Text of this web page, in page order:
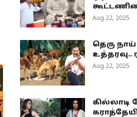
Aug 22, 2025
தெரு
உத்தரவு..
Aug 22, 2025
கில்லாடி